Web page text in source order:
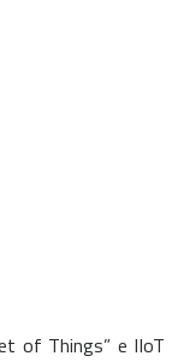
of Things” e IIoT